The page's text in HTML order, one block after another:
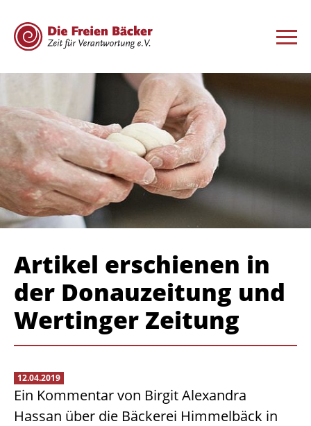
Artikel erschienen in
der Donauzeitung und
Wertinger Zeitung
12.04.2019
Ein Kommentar von Birgit Alexandra
Hassan über die Bäckerei Himmelbäck in